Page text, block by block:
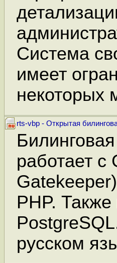
Cистема
имеет
некоторых
rts-vbp - Открытая
работает
PHP.
русском